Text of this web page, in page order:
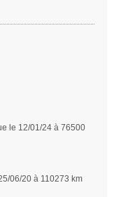
le 12/01/24 à 76500
06/20 à 110273 km